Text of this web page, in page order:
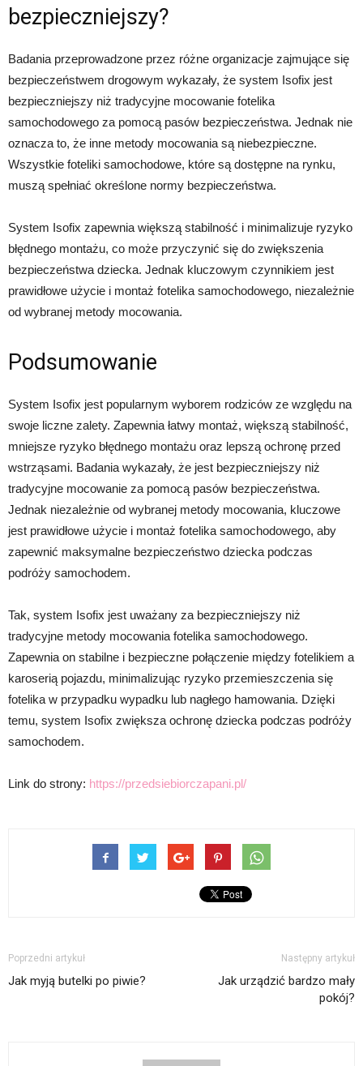
bezpieczniejszy?
Badania przeprowadzone przez różne organizacje zajmujące się
bezpieczeństwem drogowym wykazały, że system Isofix jest
bezpieczniejszy niż tradycyjne mocowanie fotelika
samochodowego za pomocą pasów bezpieczeństwa. Jednak nie
oznacza to, że inne metody mocowania są niebezpieczne.
Wszystkie foteliki samochodowe, które są dostępne na rynku,
muszą spełniać określone normy bezpieczeństwa.
System Isofix zapewnia większą stabilność i minimalizuje ryzyko
błędnego montażu, co może przyczynić się do zwiększenia
bezpieczeństwa dziecka. Jednak kluczowym czynnikiem jest
prawidłowe użycie i montaż fotelika samochodowego, niezależnie
od wybranej metody mocowania.
Podsumowanie
System Isofix jest popularnym wyborem rodziców ze względu na
swoje liczne zalety. Zapewnia łatwy montaż, większą stabilność,
mniejsze ryzyko błędnego montażu oraz lepszą ochronę przed
wstrząsami. Badania wykazały, że jest bezpieczniejszy niż
tradycyjne mocowanie za pomocą pasów bezpieczeństwa.
Jednak niezależnie od wybranej metody mocowania, kluczowe
jest prawidłowe użycie i montaż fotelika samochodowego, aby
zapewnić maksymalne bezpieczeństwo dziecka podczas
podróży samochodem.
Tak, system Isofix jest uważany za bezpieczniejszy niż
tradycyjne metody mocowania fotelika samochodowego.
Zapewnia on stabilne i bezpieczne połączenie między fotelikiem a
karoserią pojazdu, minimalizując ryzyko przemieszczenia się
fotelika w przypadku wypadku lub nagłego hamowania. Dzięki
temu, system Isofix zwiększa ochronę dziecka podczas podróży
samochodem.
Link do strony: https://przedsiebiorczapani.pl/
Poprzedni artykuł
Jak myją butelki po piwie?
Następny artykuł
Jak urządzić bardzo mały
pokój?